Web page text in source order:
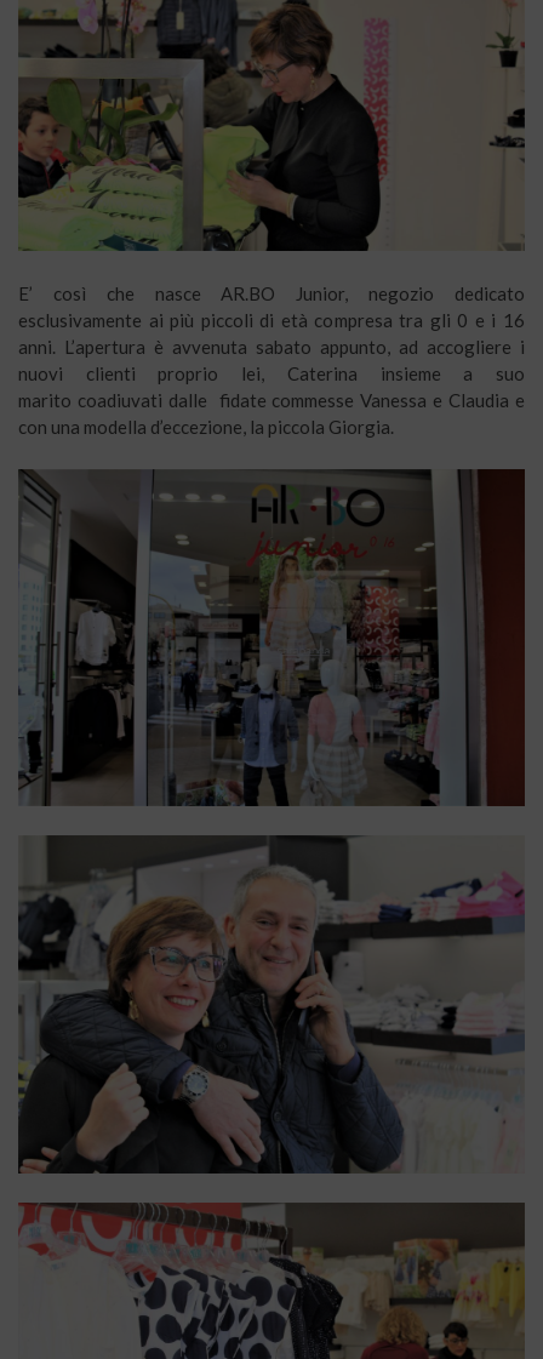
E’ così che nasce AR.BO Junior, negozio dedicato
esclusivamente ai più piccoli di età compresa tra gli 0 e i 16
anni. L’apertura è avvenuta sabato appunto, ad accogliere i
nuovi clienti proprio lei, Caterina insieme a suo
marito coadiuvati dalle fidate commesse Vanessa e Claudia e
con una modella d’eccezione, la piccola Giorgia.